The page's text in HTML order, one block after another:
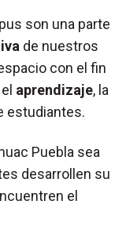
son una parte
de nuestros
con el fin
aprendizaje, la
estudiantes.
Puebla sea
desarrollen su
el